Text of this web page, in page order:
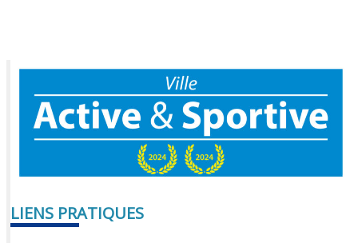
LIENS PRATIQUES